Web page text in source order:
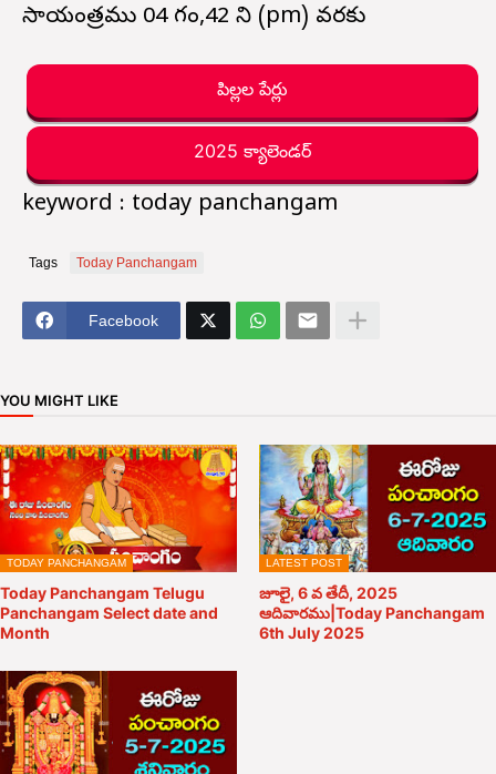
సాయంత్రము 04 గం,42 ని (pm) వరకు
పిల్లల పేర్లు
2025 క్యాలెండర్
keyword : today panchangam
Tags Today Panchangam
Facebook
YOU MIGHT LIKE
TODAY PANCHANGAM
Today Panchangam Telugu
Panchangam Select date and
Month
LATEST POST
జూలై, 6 వ తేదీ, 2025
ఆదివారము|Today Panchangam
6th July 2025